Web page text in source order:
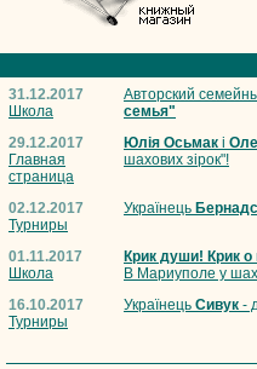
31.12.2017
Школа
Авторский
семья"
29.12.2017
Главная
страница
Юлія Осьмак і
шахових зірок"!
02.12.2017
Турниры
Українець
01.11.2017
Школа
Крик души! Крик
В Мариуполе у
16.10.2017
Турниры
Українець Сивук -